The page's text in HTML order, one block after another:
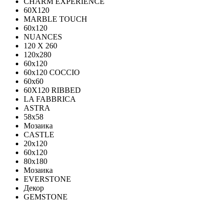
60X120
MARBLE TOUCH
60х120
NUANCES
120 X 260
120x280
60x120
60x120 COCCIO
60x60
60Х120 RIBBED
LA FABBRICA
ASTRA
58x58
Мозаика
CASTLE
20x120
60x120
80х180
Мозаика
EVERSTONE
Декор
GEMSTONE